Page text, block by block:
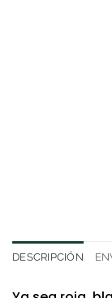
DESCRIPCIÓN